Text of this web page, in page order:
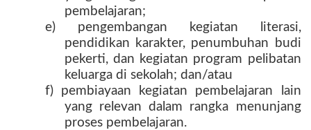
pembelajaran;
e) pengembangan kegiatan literasi,
pendidikan karakter, penumbuhan budi
pekerti, dan kegiatan program pelibatan
keluarga di sekolah; dan/atau
f) pembiayaan kegiatan pembelajaran lain
yang relevan dalam rangka menunjang
proses pembelajaran.